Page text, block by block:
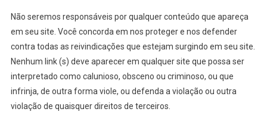
Não seremos responsáveis por qualquer conteúdo que apareça
em seu site. Você concorda em nos proteger e nos defender
contra todas as reivindicações que estejam surgindo em seu site.
Nenhum link (s) deve aparecer em qualquer site que possa ser
interpretado como calunioso, obsceno ou criminoso, ou que
infrinja, de outra forma viole, ou defenda a violação ou outra
violação de quaisquer direitos de terceiros.